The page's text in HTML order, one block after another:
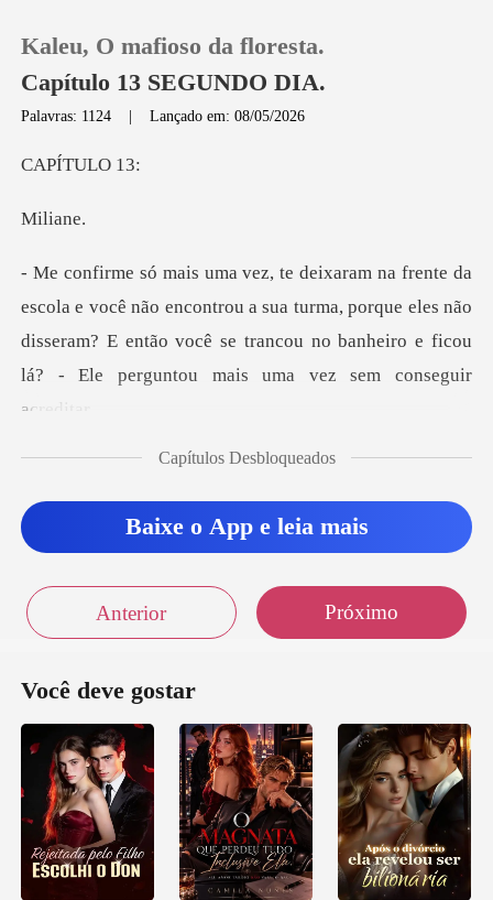
Loja
Kaleu, O mafioso da floresta.
Capítulo 13 SEGUNDO DIA.
Palavras: 1124 |Lançado em: 08/05/2026
TULO
li
encontrou a sua turma, porque eles não
disseram? E então você se trancou n
ce que sou a pessoa
mais patetica
Capítulos Desbloqueados
Baixe o App e leia mais
Anterior Próximo
Você deve gostar